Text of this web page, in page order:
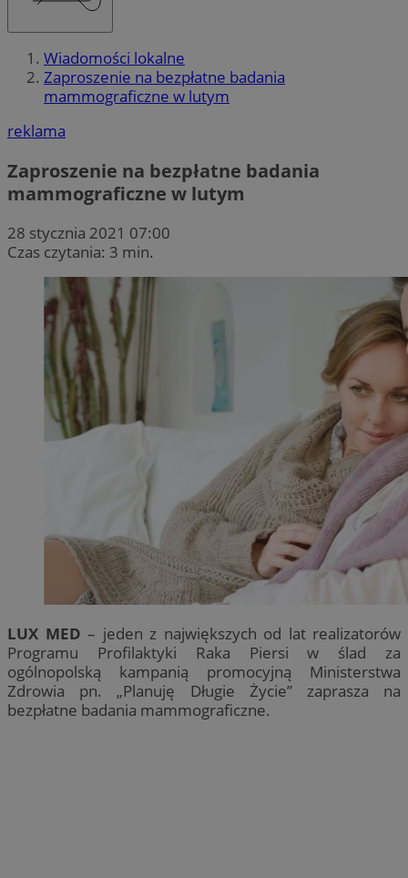
Wiadomości lokalne
Zaproszenie na bezpłatne badania
mammograficzne w lutym
reklama
Zaproszenie na bezpłatne badania
mammograficzne w lutym
28 stycznia 2021 07:00
Czas czytania: 3 min.
LUX MED – jeden z największych od lat realizatorów
Programu Profilaktyki Raka Piersi w ślad za
ogólnopolską kampanią promocyjną Ministerstwa
Zdrowia pn. „Planuję Długie Życie” zaprasza na
bezpłatne badania mammograficzne.